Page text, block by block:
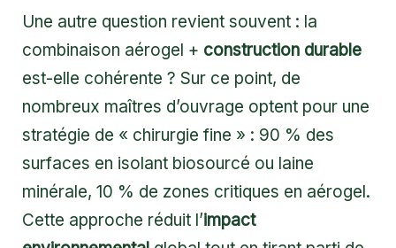
Une autre question revient souvent : la
combinaison aérogel + construction durable
est-elle cohérente ? Sur ce point, de
nombreux maîtres d’ouvrage optent pour une
stratégie de « chirurgie fine » : 90 % des
surfaces en isolant biosourcé ou laine
minérale, 10 % de zones critiques en aérogel.
Cette approche réduit l’impact